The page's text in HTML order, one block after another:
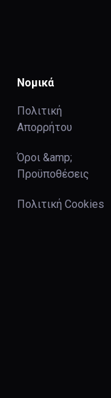
Νομικά
Πολιτική
Απορρήτου
Όροι &amp;
Προϋποθέσεις
Πολιτική Cookies